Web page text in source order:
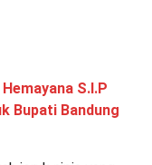
S.I.P
Bupati Bandung